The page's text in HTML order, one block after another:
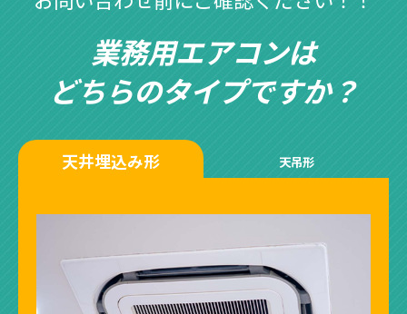
業務用エアコンは
どちらのタイプですか？
天井埋込み形 天吊形